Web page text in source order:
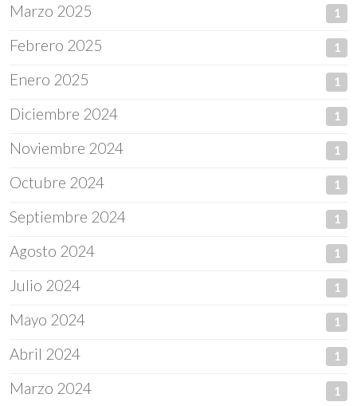
Marzo 2025 1
Febrero 2025 1
Enero 2025 1
Diciembre 2024 1
Noviembre 2024 1
Octubre 2024 1
Septiembre 2024 1
Agosto 2024 1
Julio 2024 1
Mayo 2024 1
Abril 2024 1
Marzo 2024 1